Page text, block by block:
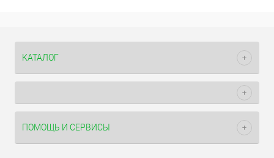
КАТАЛОГ
ПОМОЩЬ И СЕРВИСЫ